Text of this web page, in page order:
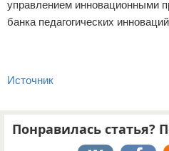
управлением инновационными
банка педагогических
Источник
Понравилась статья?